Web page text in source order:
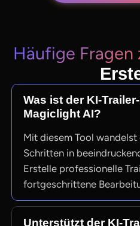
Häufige Fragen
Was ist der KI-
Magiclight AI?
Mit diesem Tool
Schritten in
Erstelle professionelle
fortgeschrittene
Unterstützt der KI-